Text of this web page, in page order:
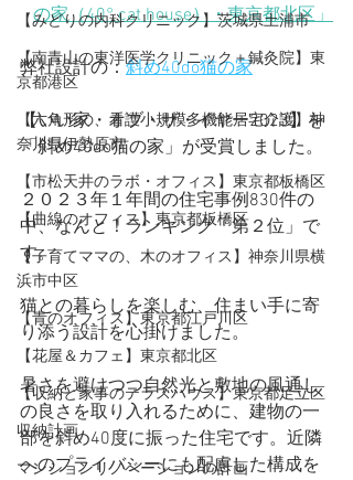
【みどりの内科クリニック】茨城県土浦市
【​南青山の東洋医学クリニック＋鍼灸院】東
京都港区
【六角形の、看護小規模多機能居宅介護】神
奈川県伊勢原市
【市松天井のラボ・オフィス】東京都板橋区
【曲線のオフィス】東京都板橋区
【子育てママの、木のオフィス】神奈川県横
浜市中区
【青のオフィス】東京都江戸川区
【花屋＆カフェ】東京都北区
【収納と家事のテラスハウス】東京都足立区
収納計画
マンションリノベーションの計画
の家（40° cat house）・東京都北区」
弊社設計の： 斜め40do猫の家
【いい家・オブ・ザ・イヤー2023】を
「斜め40do猫の家」が受賞しました。
２０２３年１年間の住宅事例830件の
中、なんと！ランキング「第２位」で
す。
猫との暮らしを楽しむ、住まい手に寄
り添う設計を心掛けました。
暑さを避けつつ自然光と敷地の風通し
の良さを取り入れるために、建物の一
部を斜め40度に振った住宅です。近隣
へのプライバシーにも配慮した構成を